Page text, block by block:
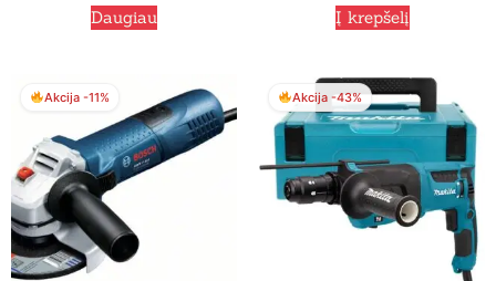
Daugiau Į krepšelį
Akcija -11% Akcija -43%